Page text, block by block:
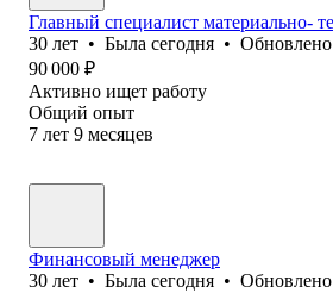
Главный специалист материально-
30 лет • Была сегодня • Обновлено
90 000 ₽
Активно ищет работу
Общий опыт
7 лет 9 месяцев
Финансовый менеджер
30 лет • Была сегодня • Обновлено